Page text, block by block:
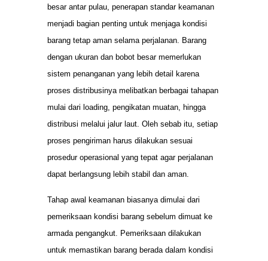
besar antar pulau, penerapan standar keamanan
menjadi bagian penting untuk menjaga kondisi
barang tetap aman selama perjalanan. Barang
dengan ukuran dan bobot besar memerlukan
sistem penanganan yang lebih detail karena
proses distribusinya melibatkan berbagai tahapan
mulai dari loading, pengikatan muatan, hingga
distribusi melalui jalur laut. Oleh sebab itu, setiap
proses pengiriman harus dilakukan sesuai
prosedur operasional yang tepat agar perjalanan
dapat berlangsung lebih stabil dan aman.
Tahap awal keamanan biasanya dimulai dari
pemeriksaan kondisi barang sebelum dimuat ke
armada pengangkut. Pemeriksaan dilakukan
untuk memastikan barang berada dalam kondisi